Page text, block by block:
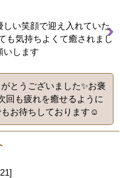
い笑顔で迎え入れていた
も気持ちよくて癒されまし
いします
とうございました✨お褒
回も疲れを癒せるように
お待ちしております☺️
]